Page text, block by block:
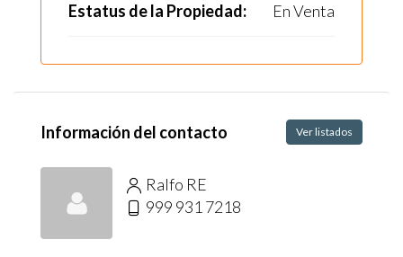
Estatus de la Propiedad: En Venta
Información del contacto Ver listados
Ralfo RE
999 931 7218